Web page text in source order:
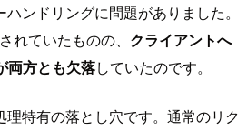
ンドリングに問題がありました。
れていたものの、 クライアントへ
両方とも欠落していたのです。
理特有の落とし穴です。通常のリク